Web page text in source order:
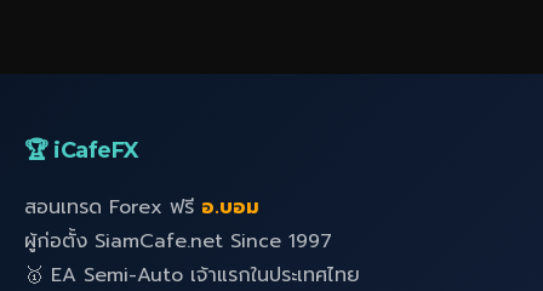
🏆 iCafeFX
สอนเทรด Forex ฟรี อ.บอม
ผู้ก่อตั้ง SiamCafe.net Since 1997
🥇 EA Semi-Auto เจ้าแรกในประเทศไทย